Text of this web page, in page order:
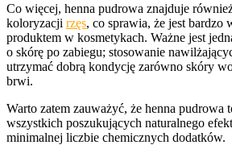
Co więcej, henna pudrowa znajduje
koloryzacji rzęs, co sprawia, że jest bardzo
produktem w kosmetykach. Ważne jest
o skórę po zabiegu; stosowanie
utrzymać dobrą kondycję zarówno skóry
brwi.
Warto zatem zauważyć, że henna pudrowa
wszystkich poszukujących naturalnego
minimalnej liczbie chemicznych dodatków.